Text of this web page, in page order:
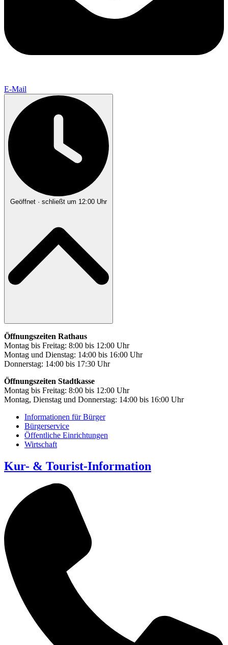
E-Mail
Geöffnet · schließt um 12:00 Uhr
Öffnungszeiten Rathaus
Montag bis Freitag: 8:00 bis 12:00 Uhr
Montag und Dienstag: 14:00 bis 16:00 Uhr
Donnerstag: 14:00 bis 17:30 Uhr
Öffnungszeiten Stadtkasse
Montag bis Freitag: 8:00 bis 12:00 Uhr
Montag, Dienstag und Donnerstag: 14:00 bis 16:00 Uhr
Informationen für Bürger
Bürgerservice
Öffentliche Einrichtungen
Wirtschaft
Kur- & Tourist-Information